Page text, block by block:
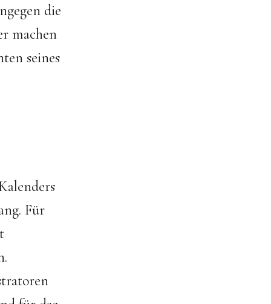
die
machen
seines
Für